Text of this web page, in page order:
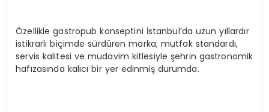
Özellikle gastropub konseptini İstanbul’da uzun yıllardır
istikrarlı biçimde sürdüren marka; mutfak standardı,
servis kalitesi ve müdavim kitlesiyle şehrin gastronomik
hafızasında kalıcı bir yer edinmiş durumda.